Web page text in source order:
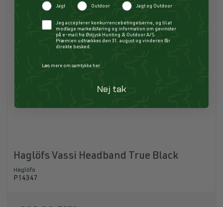
Haglöfs Vassi Headband True Black
Haglöfs
P14347
Jagt Outdoor Jagt og Outdoor
CheckboxJeg accepterer konkurrencebetingelserne, og til at
modtage markedsføring og information om gevinster
på e-mail fra Østjysk Hunting & Outdoor A/S.
Præmien udtrækkes den 31. august og vinderen får
direkte besked.
Læs mere om samtykke her
Nej tak